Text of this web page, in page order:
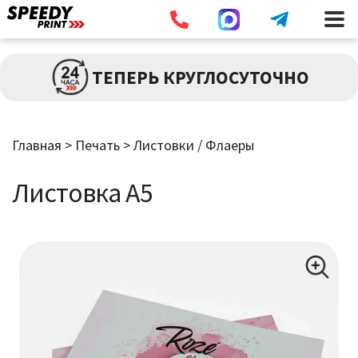
ПЕЧАТЬ
Визитки
Дипломы / Сертификаты
ТЕПЕРЬ КРУГЛОСУТОЧНО
Главная > Печать >Листовки / Флаеры
Листовка А5